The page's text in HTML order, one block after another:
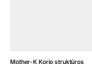
Mother-K Korio struktūros